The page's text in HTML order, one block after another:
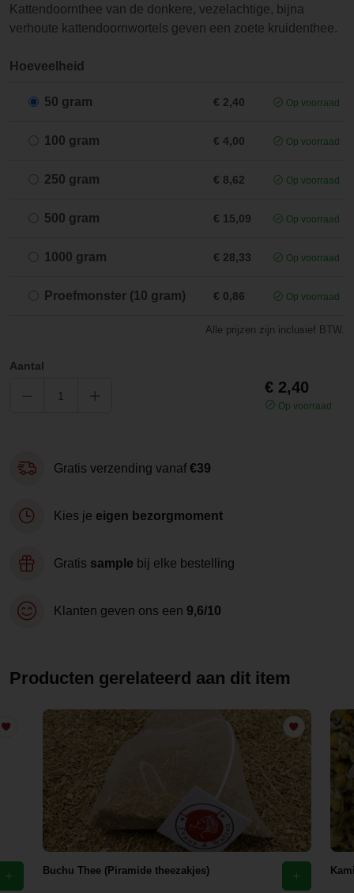
Kattendoornthee van de donkere, vezelachtige, bijna
verhoute kattendoornwortels geven een zoete kruidenthee.
Hoeveelheid
50 gram € 2,40 Op voorraad
100 gram € 4,00 Op voorraad
250 gram € 8,62 Op voorraad
500 gram € 15,09 Op voorraad
1000 gram € 28,33 Op voorraad
Proefmonster (10 gram) € 0,86 Op voorraad
Alle prijzen zijn inclusief BTW.
Aantal
€ 2,40
Op voorraad
Gratis verzending vanaf €39
Kies je eigen bezorgmoment
Gratis sample bij elke bestelling
Klanten geven ons een 9,6/10
Producten gerelateerd aan dit item
Buchu Thee (Piramide theezakjes)